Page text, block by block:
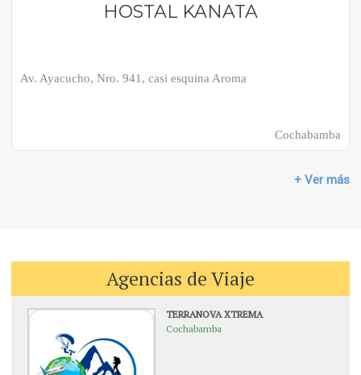
HOSTAL KANATA
Av. Ayacucho, Nro. 941, casi esquina Aroma
Cochabamba
+ Ver más
Agencias de Viaje
TERRANOVA XTREMA
Cochabamba